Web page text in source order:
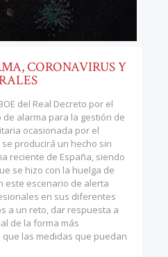
CORONAVIRUS Y
del Real Decreto por el
alarma para la gestión de
ocasionada por el
se producirá un hecho sin
reciente de España, siendo
se hizo con la huelga de
este escenario de alerta
en sus diferentes
a un reto, dar respuesta a
de la forma más
las medidas que puedan